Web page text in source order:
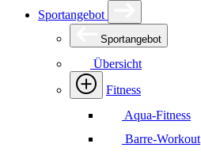
Sportangebot
Sportangebot
Übersicht
Fitness
Aqua-Fitness
Barre-Workout